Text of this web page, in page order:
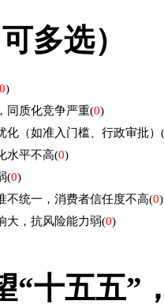
多选）
)
同质化竞争严重(0)
化（如准入门槛、行政审批） (
水平不高(0)
(0)
不统一，消费者信任度不高(0)
大，抗风险能力弱(0)
“十五五”